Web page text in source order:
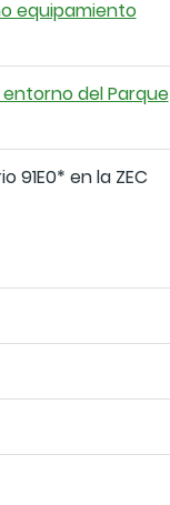
equipamiento
del Parque
en la ZEC